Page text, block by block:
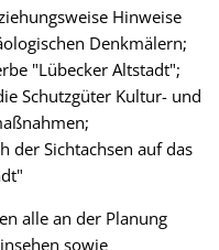
Hinweise
Denkmälern;
"Lübecker Altstadt";
Schutzgüter Kultur- und
der Sichtachsen auf das
alle an der Planung
sowie